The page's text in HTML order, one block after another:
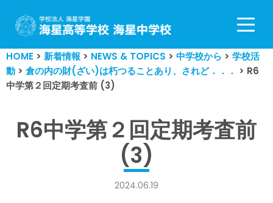
コ
ン
テ
ン
ツ
ス
キ
HOME > 新着情報 > NEWS & TOPICS > 中学校から > 学校活
動 > 倉の内の財(ざい)は朽つることあり、されど．．． > R6
中学第２回定期考査前 (3)
R6中学第２回定期考査前
(3)
2024.06.19